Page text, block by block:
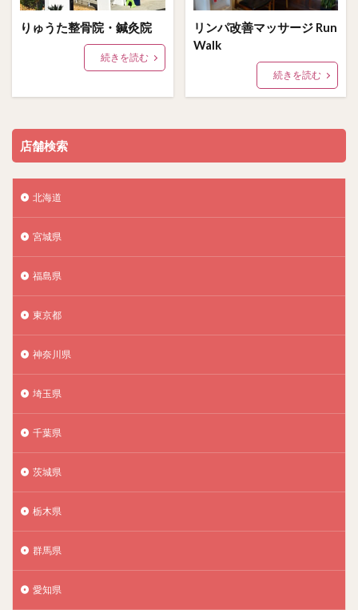
りゅうた整骨院・鍼灸院
続きを読む
リンパ改善マッサージ Run
Walk
続きを読む
店舗検索
北海道
宮城県
福島県
東京都
神奈川県
埼玉県
千葉県
茨城県
栃木県
群馬県
愛知県